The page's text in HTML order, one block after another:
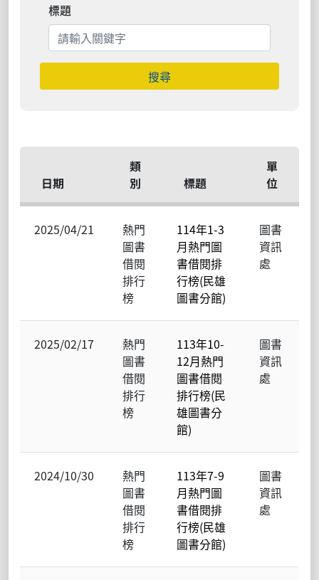
標題
搜尋
日期
類
別
標題
單
位
2025/04/21
熱門
圖書
借閱
排行
榜
114年1-3
月熱門圖
書借閱排
行榜(民雄
圖書分館)
圖書
資訊
處
2025/02/17
熱門
圖書
借閱
排行
榜
113年10-
12月熱門
圖書借閱
排行榜(民
雄圖書分
館)
圖書
資訊
處
2024/10/30
熱門
圖書
借閱
排行
榜
113年7-9
月熱門圖
書借閱排
行榜(民雄
圖書分館)
圖書
資訊
處